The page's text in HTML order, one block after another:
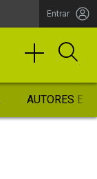
Entrar
AUTORES